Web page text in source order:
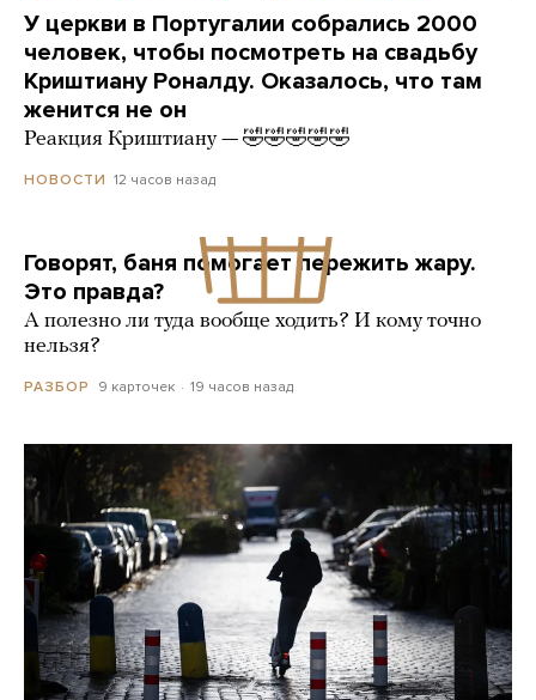
У церкви в Португалии собрались 2000
человек, чтобы посмотреть на свадьбу
Криштиану Роналду. Оказалось, что там
женится не он
Реакция Криштиану — 🤣🤣🤣🤣🤣
НОВОСТИ 12 часов назад
Говорят, баня помогает пережить жару.
Это правда?
А полезно ли туда вообще ходить? И кому точно
нельзя?
РАЗБОР 9 карточек 19 часов назад